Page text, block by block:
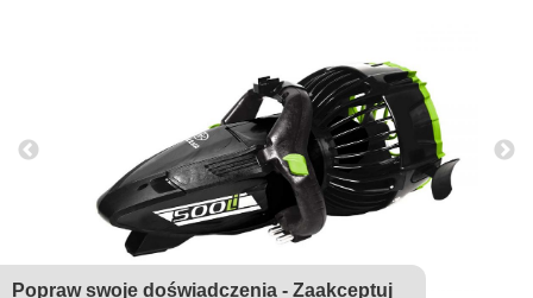
Popraw swoje doświadczenia - Zaakceptuj